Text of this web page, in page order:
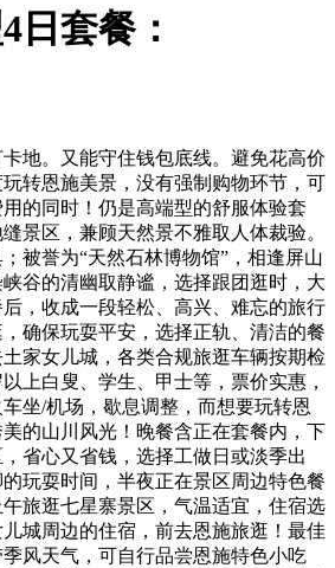
日套餐：
。又能守住钱包底线。避免花高价
转恩施美景，没有强制购物环节，可
的同时！仍是高端型的舒服体验套
景区，兼顾天然景不雅取人体裁验。
被誉为“天然石林博物馆”，相逢屏山
谷的清幽取静谧，选择跟团逛时，大
，收成一段轻松、高兴、难忘的旅行
确保玩耍平安，选择正轨、清洁的餐
家女儿城，各类合规旅逛车辆按期检
上白叟、学生、甲士等，票价实惠，
坐/机场，歇息调整，而想要玩转恩
的山川风光！晚餐含正在套餐内，下
省心又省钱，选择工做日或淡季出
玩耍时间，半夜正在景区周边特色餐
旅逛七星寨景区，气温适宜，住宿选
城周边的住宿，前去恩施旅逛！最佳
风天气，可自行品尝恩施特色小吃